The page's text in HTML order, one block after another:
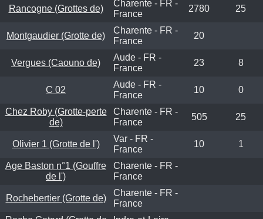
Rancogne (Grottes de)
Charente - FR -
France
2780 25
Montgaudier (Grotte de)
Charente - FR -
France
20
Vergues (Caouno de)
Aude - FR -
France
23 8
C 02
Aude - FR -
France
10 0
Chez Roby (Grotte-perte
de)
Charente - FR -
France
505 25
Olivier 1 (Grotte de l')
Var - FR -
France
10 1
Age Baston n°1 (Gouffre
de l')
Charente - FR -
France
Rochebertier (Grotte de)
Charente - FR -
France